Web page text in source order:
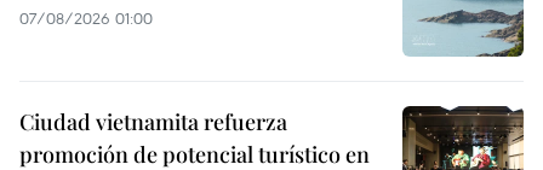
07/08/2026 01:00
Ciudad vietnamita refuerza
promoción de potencial turístico en